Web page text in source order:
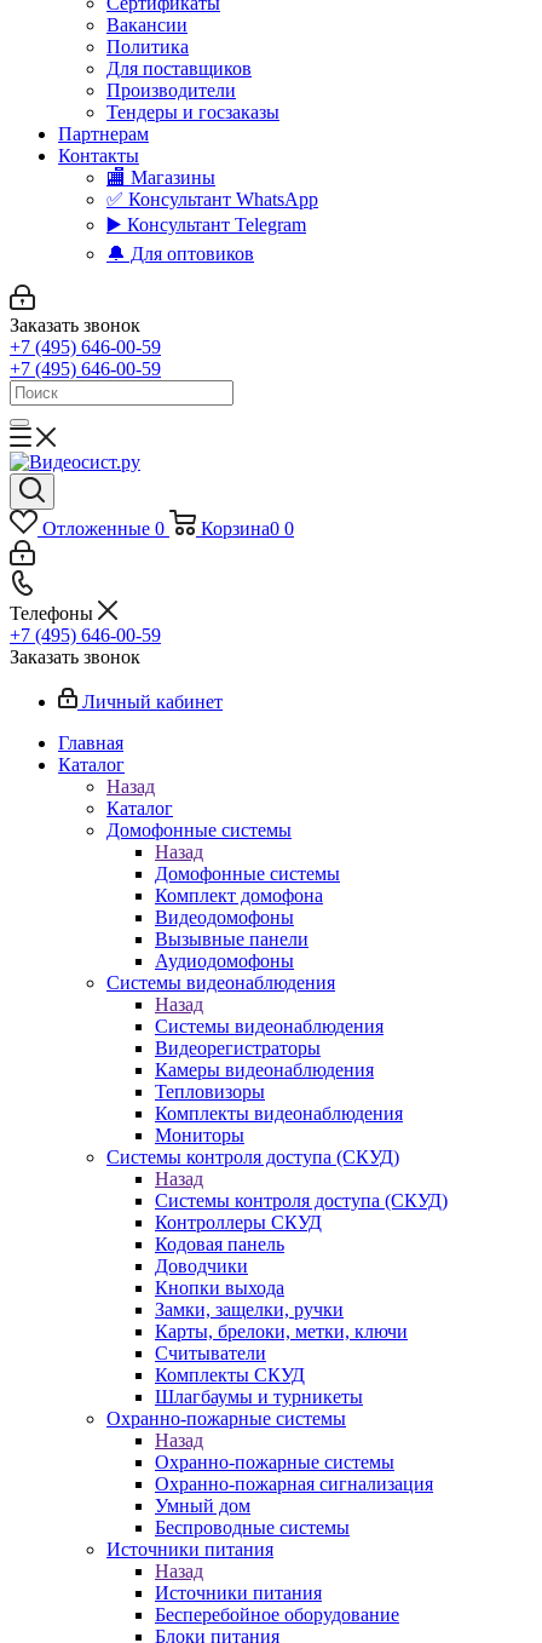
Вакансии
Политика
Для поставщиков
Производители
Тендеры и госзаказы
Партнерам
Контакты
🏬 Магазины
✅️ Консультант WhatsApp
▶️ Консультант Telegram
🔔 Для оптовиков
Заказать звонок
+7 (495) 646-00-59
+7 (495) 646-00-59
Отложенные 0 Корзина0 0
Телефоны
+7 (495) 646-00-59
Заказать звонок
Личный кабинет
Главная
Каталог
Назад
Каталог
Домофонные системы
Назад
Домофонные системы
Комплект домофона
Видеодомофоны
Вызывные панели
Аудиодомофоны
Системы видеонаблюдения
Назад
Системы видеонаблюдения
Видеорегистраторы
Камеры видеонаблюдения
Тепловизоры
Комплекты видеонаблюдения
Мониторы
Системы контроля доступа (СКУД)
Назад
Системы контроля доступа (СКУД)
Контроллеры СКУД
Кодовая панель
Доводчики
Кнопки выхода
Замки, защелки, ручки
Карты, брелоки, метки, ключи
Считыватели
Комплекты СКУД
Шлагбаумы и турникеты
Охранно-пожарные системы
Назад
Охранно-пожарные системы
Охранно-пожарная сигнализация
Умный дом
Беспроводные системы
Источники питания
Назад
Источники питания
Бесперебойное оборудование
Блоки питания